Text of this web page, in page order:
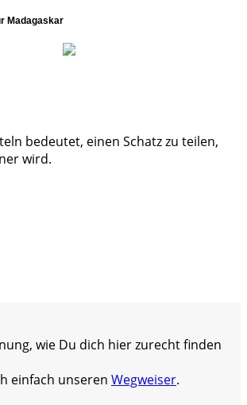
Madagaskar
bedeutet, einen Schatz zu teilen,
wird.
wie Du dich hier zurecht finden
einfach unseren Wegweiser.